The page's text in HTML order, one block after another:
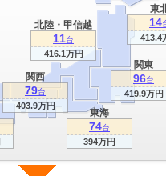
関東
96台
419.9万円
関西
79台
403.9万円
東海
74台
394万円
東
14
413.4
北陸・甲信越
11台
416.1万円